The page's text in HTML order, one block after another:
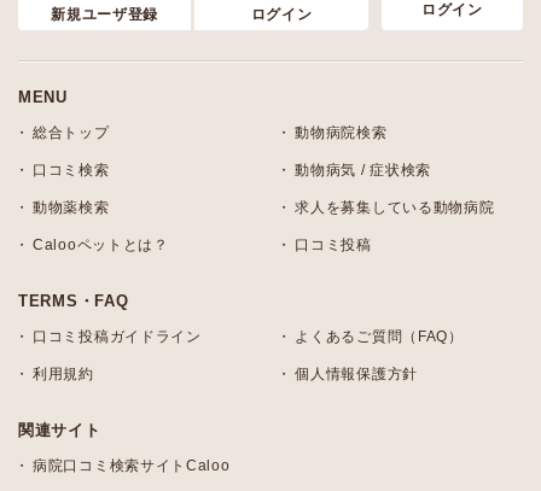
新規ユーザ登録 ログイン
ログイン
MENU
総合トップ 動物病院検索
口コミ検索 動物病気 / 症状検索
動物薬検索 求人を募集している動物病院
Calooペットとは？ 口コミ投稿
TERMS・FAQ
口コミ投稿ガイドライン よくあるご質問（FAQ）
利用規約 個人情報保護方針
関連サイト
病院口コミ検索サイトCaloo